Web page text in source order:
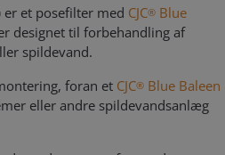
er et posefilter med CJC® Blue
designet til forbehandling af
spildevand.
foran et CJC® Blue Baleen
eller andre spildevandsanlæg